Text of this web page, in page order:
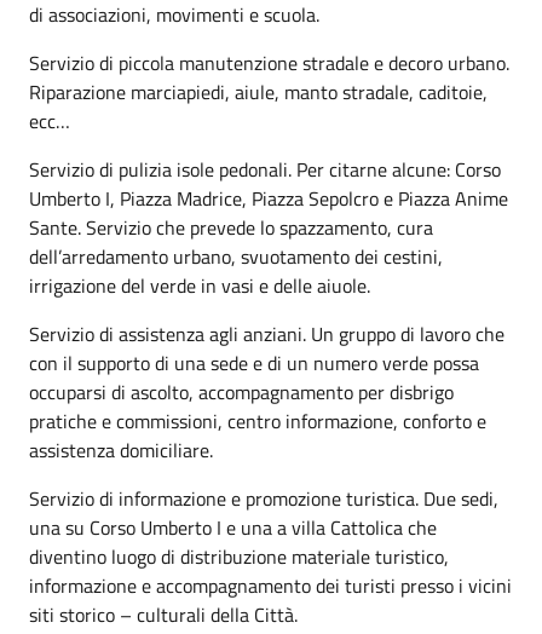
di associazioni, movimenti e scuola.
Servizio di piccola manutenzione stradale e decoro urbano.
Riparazione marciapiedi, aiule, manto stradale, caditoie,
ecc…
Servizio di pulizia isole pedonali. Per citarne alcune: Corso
Umberto I, Piazza Madrice, Piazza Sepolcro e Piazza Anime
Sante. Servizio che prevede lo spazzamento, cura
dell’arredamento urbano, svuotamento dei cestini,
irrigazione del verde in vasi e delle aiuole.
Servizio di assistenza agli anziani. Un gruppo di lavoro che
con il supporto di una sede e di un numero verde possa
occuparsi di ascolto, accompagnamento per disbrigo
pratiche e commissioni, centro informazione, conforto e
assistenza domiciliare.
Servizio di informazione e promozione turistica. Due sedi,
una su Corso Umberto I e una a villa Cattolica che
diventino luogo di distribuzione materiale turistico,
informazione e accompagnamento dei turisti presso i vicini
siti storico – culturali della Città.